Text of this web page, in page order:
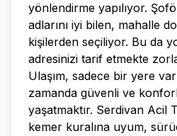
yönlendirme yapılıyor.
adlarını iyi bilen, mahalle
kişilerden seçiliyor. Bu da
adresinizi tarif etmekte
Ulaşım, sadece bir yere
zamanda güvenli ve
yaşatmaktır. Serdivan Acil
kemer kuralına uyum,